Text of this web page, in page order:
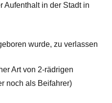
Aufenthalt in der Stadt in
wurde, zu verlassen
Art von 2-rädrigen
noch als Beifahrer)